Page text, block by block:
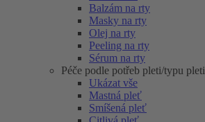
Balzám na rty
Masky na rty
Olej na rty
Peeling na rty
Sérum na rty
Péče podle potřeb pleti/typu pleti
Ukázat vše
Mastná pleť
Smíšená pleť